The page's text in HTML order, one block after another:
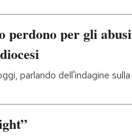
perdono per gli abusi
parlando dell'indagine sulla